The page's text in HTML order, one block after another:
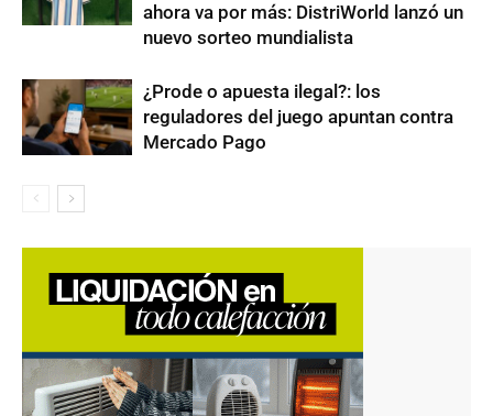
ahora va por más: DistriWorld lanzó un
nuevo sorteo mundialista
¿Prode o apuesta ilegal?: los
reguladores del juego apuntan contra
Mercado Pago